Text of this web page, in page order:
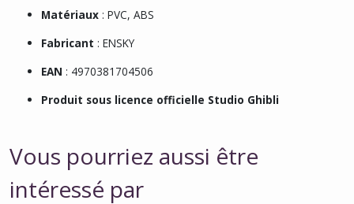
Matériaux : PVC, ABS
Fabricant : ENSKY
EAN : 4970381704506
Produit sous licence officielle Studio Ghibli
Vous pourriez aussi être
intéressé par